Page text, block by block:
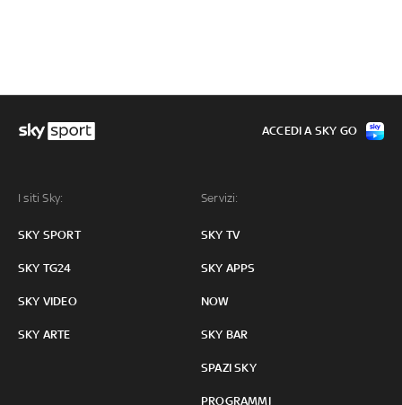
I siti Sky:
SKY SPORT
SKY TG24
SKY VIDEO
SKY ARTE
Servizi:
SKY TV
SKY APPS
NOW
SKY BAR
SPAZI SKY
PROGRAMMI
ACCEDI A SKY GO